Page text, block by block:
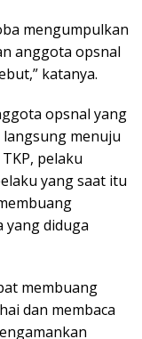
mengumpulkan
anggota opsnal
katanya.
opsnal yang
menuju
pelaku
yang saat itu
yang diduga
membuang
dan membaca